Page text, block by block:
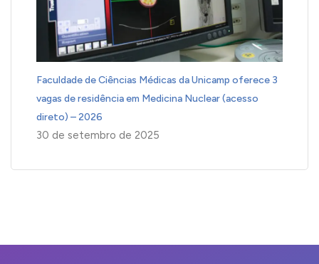
Faculdade de Ciências Médicas da Unicamp oferece 3
vagas de residência em Medicina Nuclear (acesso
direto) – 2026
30 de setembro de 2025